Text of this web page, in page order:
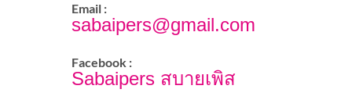
Email :
sabaipers@gmail.com
Facebook :
Sabaipers สบายเพิส